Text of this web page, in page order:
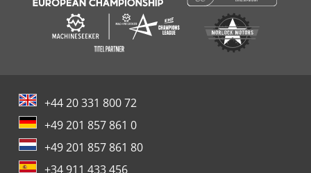
+44 20 331 800 72
+49 201 857 861 0
+49 201 857 861 80
+34 911 433 456